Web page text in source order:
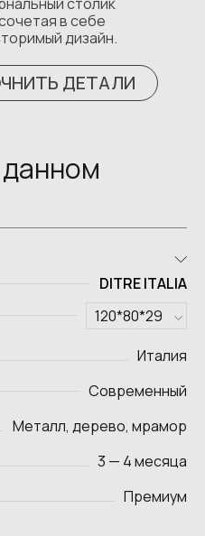
в себе
дизайн.
ДЕТАЛИ
DITRE ITALIA
Италия
Современный
Металл, дерево, мрамор
3 — 4 месяца
Премиум